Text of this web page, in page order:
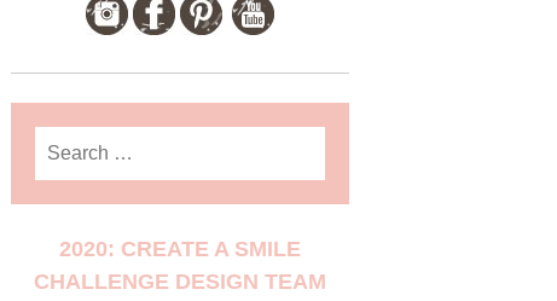
2020: CREATE A SMILE
CHALLENGE DESIGN TEAM